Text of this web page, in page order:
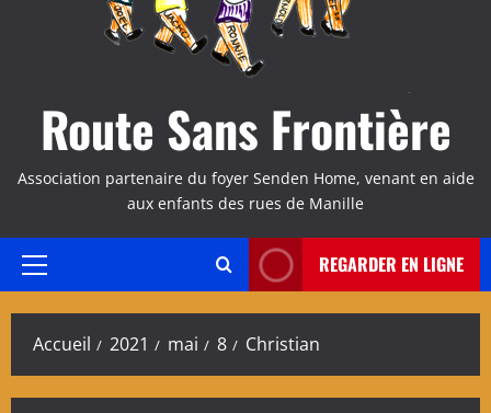
Route Sans Frontière
Association partenaire du foyer Senden Home, venant en aide
aux enfants des rues de Manille
Menu
REGARDER EN LIGNE
Accueil 2021 mai 8 Christian